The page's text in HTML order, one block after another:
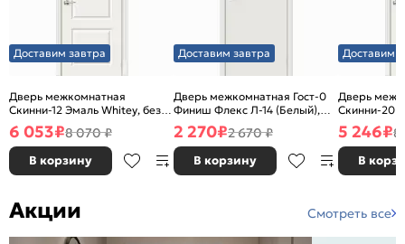
Доставим завтра
Дверь межкомнатная
Скинни-12 Эмаль Whitey, без
декора, глухая, без стекла,
без кромки, скиновая
6 053₽8 070 ₽
В корзину
Доставим завтра
Дверь межкомнатная Гост-0
Финиш Флекс Л-14 (Белый),
глухая, каркасно-щитовая
2 270₽2 670 ₽
В корзину
Доставим
Дверь
Скинни-20
декора,
без кромки,
5 246₽8
В
Акции Смотреть все